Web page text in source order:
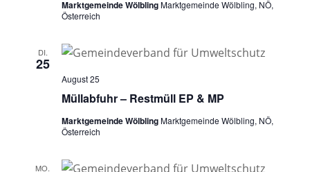
Marktgemeinde WölblingMarktgemeinde Wölbling, NÖ,
Österreich
DI.
25
Müllabfuhr – Restmüll EP & MP
August 25
Marktgemeinde WölblingMarktgemeinde Wölbling, NÖ,
Österreich
MO.